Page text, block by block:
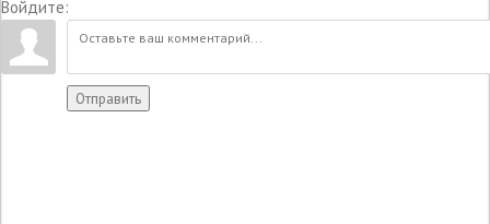
Войдите:
Отправить